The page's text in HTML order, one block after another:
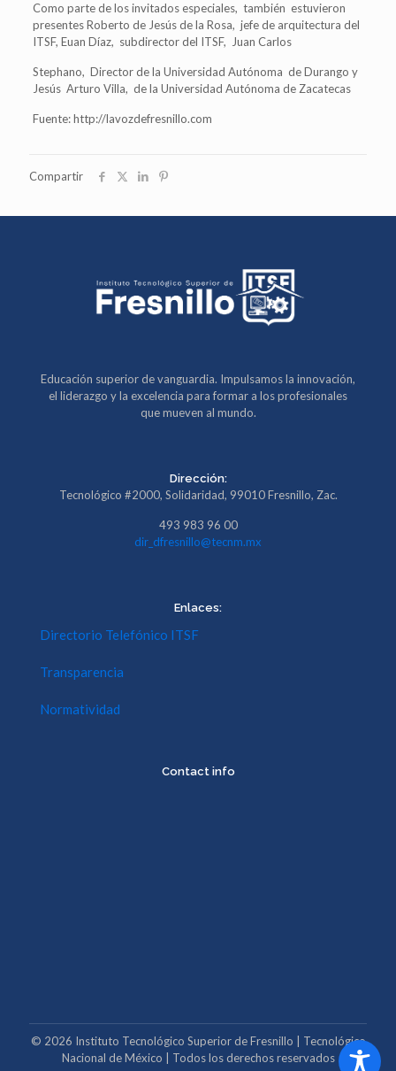
Como parte de los invitados especiales, también estuvieron
presentes Roberto de Jesús de la Rosa, jefe de arquitectura del
ITSF, Euan Díaz, subdirector del ITSF, Juan Carlos
Stephano, Director de la Universidad Autónoma de Durango y
Jesús Arturo Villa, de la Universidad Autónoma de Zacatecas
Fuente: http://lavozdefresnillo.com
Compartir
Educación superior de vanguardia. Impulsamos la innovación,
el liderazgo y la excelencia para formar a los profesionales
que mueven al mundo.
Dirección:
Tecnológico #2000, Solidaridad, 99010 Fresnillo, Zac.
493 983 96 00
dir_dfresnillo@tecnm.mx
Enlaces:
Directorio Telefónico ITSF
Transparencia
Normatividad
Contact info
© 2026 Instituto Tecnológico Superior de Fresnillo | Tecnológico
Nacional de México | Todos los derechos reservados